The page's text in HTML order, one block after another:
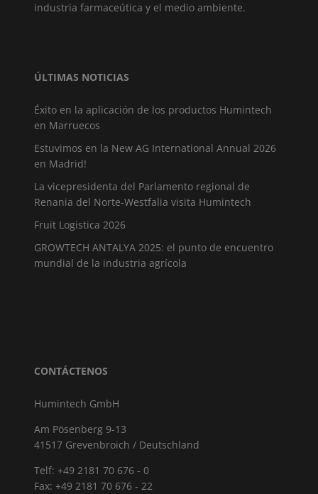
industria farmaceútica y el medio ambiente.
ÚLTIMAS NOTICIAS
Éxito en la aplicación de los productos Humintech
en Marruecos
Estuvimos en la New AG International Annual 2026
en Madrid!
La vicepresidenta del Parlamento regional de
Renania del Norte-Westfalia visita Humintech
Fruit Logistica 2026
GROWTECH ANTALYA 2025: el punto de encuentro
mundial de la industria agrícola
CONTÁCTENOS
Humintech GmbH
Am Pösenberg 9-13
41517 Grevenbroich / Deutschland
Telf: +49 2181 70 676 - 0
Fax: +49 2181 70 676 - 22